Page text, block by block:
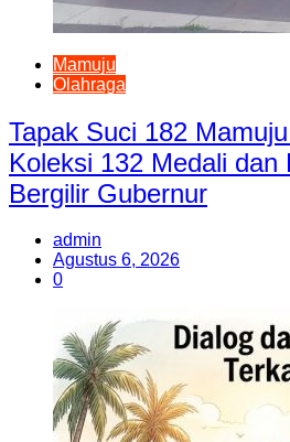
Mamuju
Olahraga
Tapak Suci 182
Koleksi 132 Medali dan
Bergilir Gubernur
admin
Agustus 6, 2026
0